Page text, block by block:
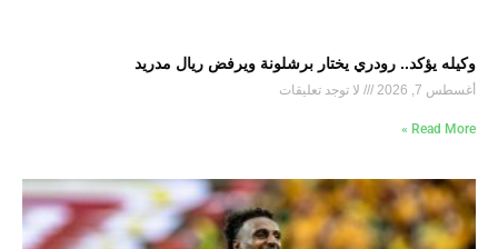
وكيله يؤكد.. رودري يختار برشلونة ويرفض ريال مدريد
أغسطس 7, 2026 لا توجد تعليقات
Read More »